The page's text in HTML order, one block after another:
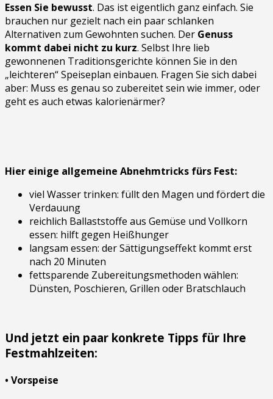
Essen Sie bewusst. Das ist eigentlich ganz einfach. Sie
brauchen nur gezielt nach ein paar schlanken
Alternativen zum Gewohnten suchen. Der Genuss
kommt dabei nicht zu kurz. Selbst Ihre lieb
gewonnenen Traditionsgerichte können Sie in den
„leichteren“ Speiseplan einbauen. Fragen Sie sich dabei
aber: Muss es genau so zubereitet sein wie immer, oder
geht es auch etwas kalorienärmer?
Hier einige allgemeine Abnehmtricks fürs Fest:
viel Wasser trinken: füllt den Magen und fördert die
Verdauung
reichlich Ballaststoffe aus Gemüse und Vollkorn
essen: hilft gegen Heißhunger
langsam essen: der Sättigungseffekt kommt erst
nach 20 Minuten
fettsparende Zubereitungsmethoden wählen:
Dünsten, Poschieren, Grillen oder Bratschlauch
Und jetzt ein paar konkrete Tipps für Ihre
Festmahlzeiten:
• Vorspeise